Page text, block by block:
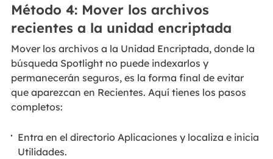
Método 4: Mover los archivos
recientes a la unidad encriptada
Mover los archivos a la Unidad Encriptada, donde la
búsqueda Spotlight no puede indexarlos y
permanecerán seguros, es la forma final de evitar
que aparezcan en Recientes. Aquí tienes los pasos
completos:
Entra en el directorio Aplicaciones y localiza e inicia
Utilidades.